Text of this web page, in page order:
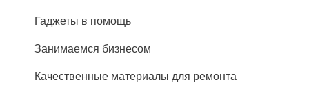
Гаджеты в помощь
Занимаемся бизнесом
Качественные материалы для ремонта